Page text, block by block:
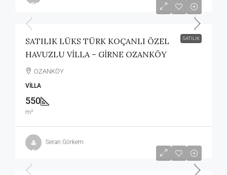
SATILIK
£550,000
SATILIK LÜKS TÜRK KOÇANLI ÖZEL
HAVUZLU VİLLA – GİRNE OZANKÖY
OZANKÖY
VILLA
550
m²
Seran Görkem
£4,500,000